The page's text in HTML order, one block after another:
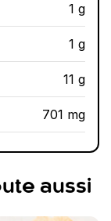
1 g
1 g
11 g
701 mg
aussi